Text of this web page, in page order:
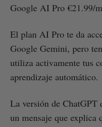
Google AI Pro €21.99/
El plan AI Pro te da
Google Gemini, pero
utiliza activamente tus
aprendizaje automático.
La versión de ChatGPT
un mensaje que explica